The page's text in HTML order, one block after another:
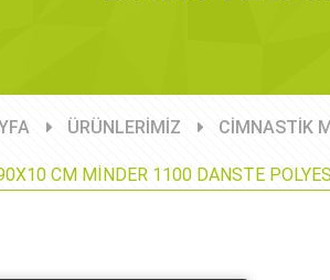
ÜRÜNLERİMİZ CİMNASTİK
CM MİNDER 1100 DANSTE